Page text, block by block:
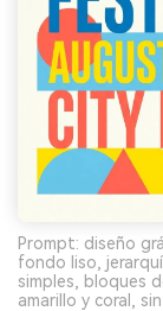
Prompt: diseño
fondo liso,
simples, bloques
amarillo y coral,